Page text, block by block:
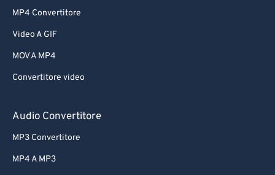
MP4 Convertitore
Video A GIF
MOV A MP4
Convertitore video
Audio Convertitore
MP3 Convertitore
MP4 A MP3